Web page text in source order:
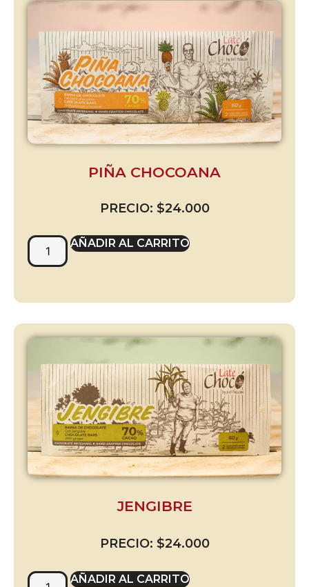
PIÑA CHOCOANA
PRECIO: $24.000
AÑADIR AL CARRITO
JENGIBRE
PRECIO: $24.000
AÑADIR AL CARRITO